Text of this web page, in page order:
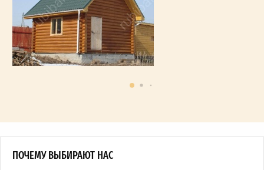
ПОЧЕМУ ВЫБИРАЮТ НАС